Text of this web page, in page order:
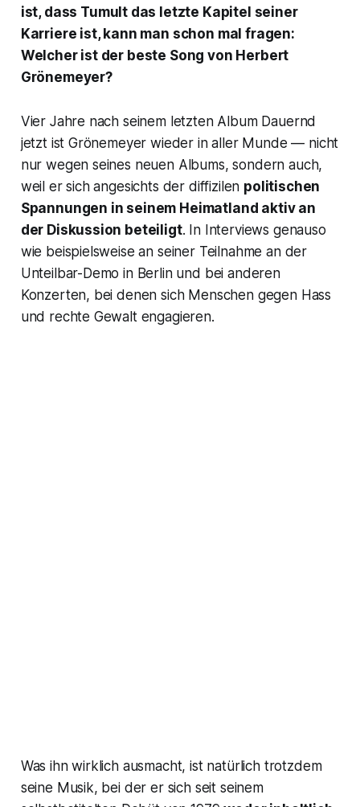
ist, dass Tumult das letzte Kapitel seiner
Karriere ist, kann man schon mal fragen:
Welcher ist der beste Song von Herbert
Grönemeyer?
Vier Jahre nach seinem letzten Album Dauernd
jetztist Grönemeyer wieder in aller Munde — nicht
nur wegen seines neuen Albums, sondern auch,
weil er sich angesichts der diffizilen politischen
Spannungen in seinem Heimatland aktiv an
der Diskussion beteiligt. In Interviews genauso
wie beispielsweise an seiner Teilnahme an der
Unteilbar-Demo in Berlin und bei anderen
Konzerten, bei denen sich Menschen gegen Hass
und rechte Gewalt engagieren.
Was ihn wirklich ausmacht, ist natürlich trotzdem
seine Musik, bei der er sich seit seinem